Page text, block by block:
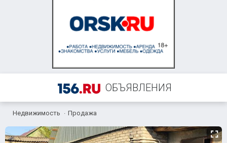
ОБЪЯВЛЕНИЯ
Недвижимость Продажа